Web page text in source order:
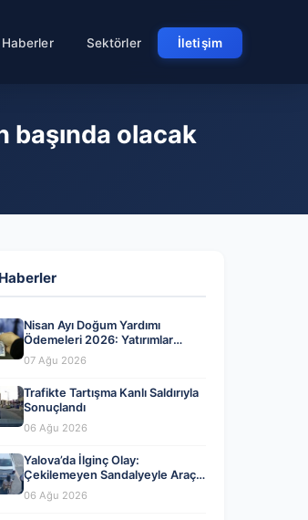
Sektörler İletişim
başında olacak
Nisan Ayı Doğum Yardımı
Ödemeleri 2026: Yatırımlar
Tamamlandı mı?
07 Ağu 2026
Trafikte Tartışma Kanlı Saldırıyla
Sonuçlandı
06 Ağu 2026
Yalova’da İlginç Olay:
Çekilemeyen Sandalyeyle Araç
Parkına Engel Olma Hikayesi
06 Ağu 2026